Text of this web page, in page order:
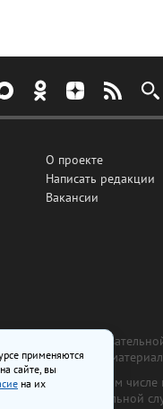
О проекте
Написать редакции
Вакансии
подлежат
на основе
размещаются в том
г., выдан Федеральной
применяются
сайте, вы
на их